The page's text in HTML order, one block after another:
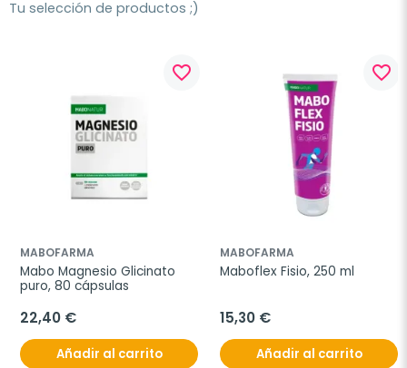
Tu selección de productos ;)
favorite_border
MABOFARMA
Mabo Magnesio Glicinato
puro, 80 cápsulas
22,40 €
Añadir al carrito
favorite_border
MABOFARMA
Maboflex Fisio, 250 ml
15,30 €
Añadir al carrito